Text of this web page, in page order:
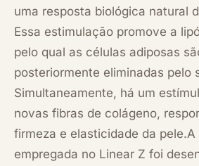
uma resposta biológica natural
Essa estimulação promove a
pelo qual as células adiposas
posteriormente eliminadas pelo
Simultaneamente, há um
novas fibras de colágeno,
firmeza e elasticidade da
empregada no Linear Z foi